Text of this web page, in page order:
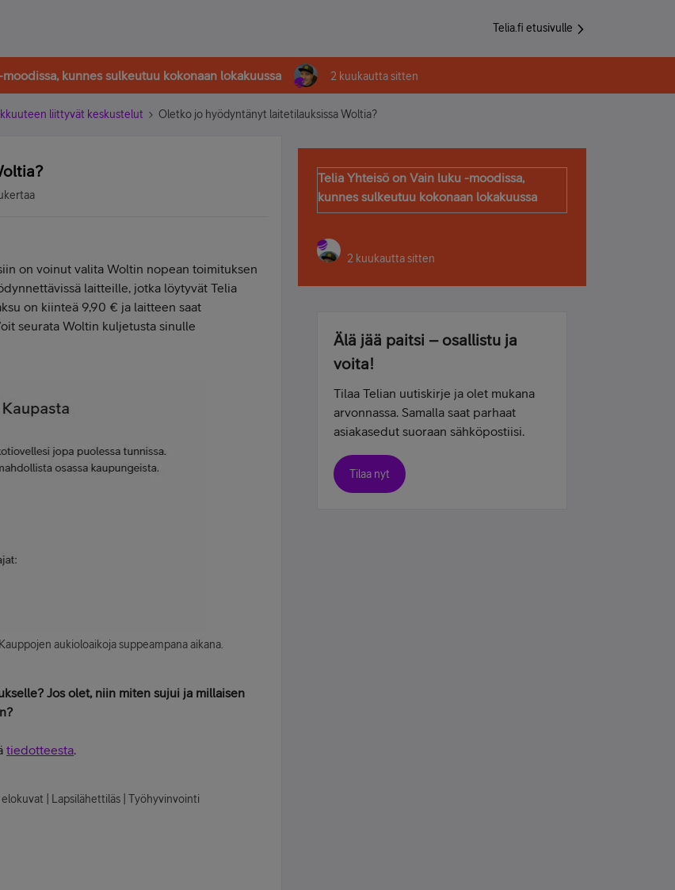
Telia.fi etusivulle
kunnes sulkeutuu kokonaan lokakuussa 2 kuukautta sitten
liittyvät keskustelut Oletko jo hyödyntänyt laitetilauksissa Woltia?
on voinut valita Woltin nopean toimituksen
laitteille, jotka löytyvät Telia
on kiinteä 9,90 € ja laitteen saat
seurata Woltin kuljetusta sinulle
aukioloaikoja suppeampana aikana.
Jos olet, niin miten sujui ja millaisen
tiedotteesta.
| Lapsilähettiläs | Työhyvinvointi
Telia Yhteisö on Vain luku -moodissa,
kunnes sulkeutuu kokonaan lokakuussa
2 kuukautta sitten
Älä jää paitsi – osallistu ja
voita!
Tilaa Telian uutiskirje ja olet mukana
arvonnassa. Samalla saat parhaat
asiakasedut suoraan sähköpostiisi.
Tilaa nyt